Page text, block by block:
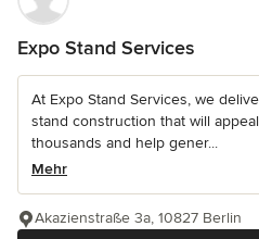
Expo Stand Services
At Expo Stand Services, we
stand construction that will
thousands and help gener...
Mehr
Akazienstraße 3a, 10827 Berlin